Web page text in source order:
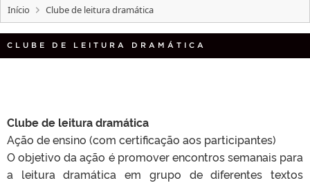
EDITAIS
INTERNACIONAL
Início Clube de leitura dramática
CLUBE DE LEITURA DRAMÁTICA
Clube de leitura dramática
Ação de ensino (com certificação aos participantes)
O objetivo da ação é promover encontros semanais para
a leitura dramática em grupo de diferentes textos